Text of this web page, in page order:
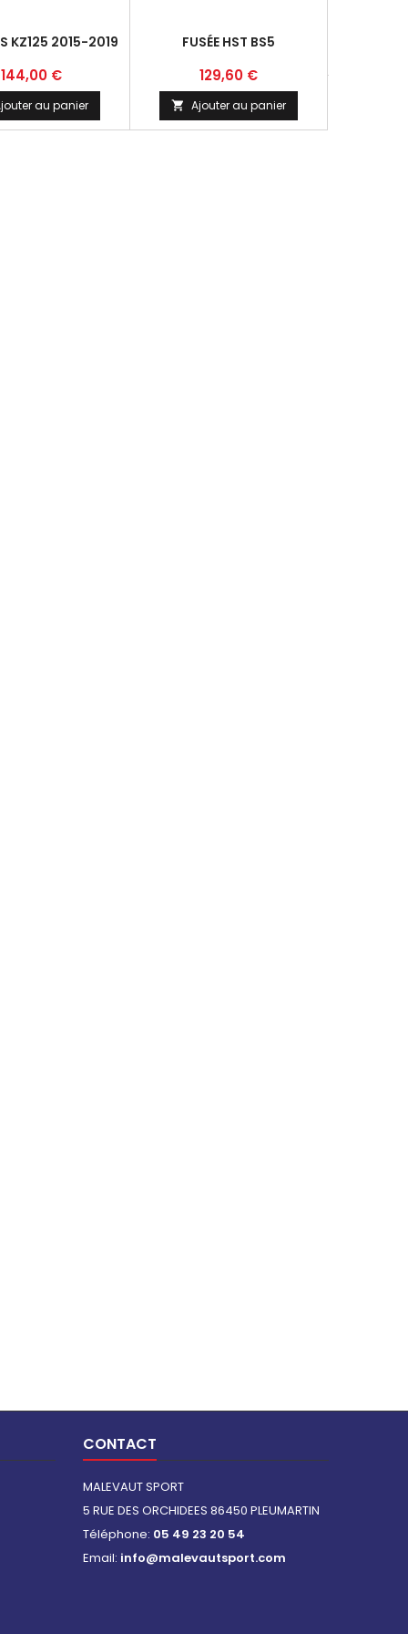
KZ125 2015-2019
Prix
144,00 €
au panier
FUSÉE HST BS5
Prix
129,60 €
 Ajouter au panier
CONTACT
MALEVAUT SPORT
5 RUE DES ORCHIDEES 86450 PLEUMARTIN
Téléphone: 05 49 23 20 54
Email: info@malevautsport.com